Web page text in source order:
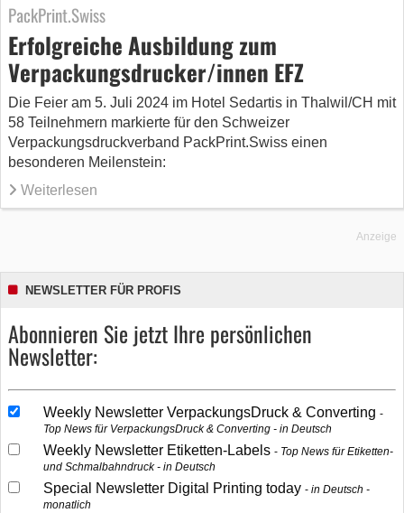
PackPrint.Swiss
Erfolgreiche Ausbildung zum
Verpackungsdrucker/innen EFZ
Die Feier am 5. Juli 2024 im Hotel Sedartis in Thalwil/CH mit
58 Teilnehmern markierte für den Schweizer
Verpackungsdruckverband PackPrint.Swiss einen
besonderen Meilenstein:
Weiterlesen
Anzeige
NEWSLETTER FÜR PROFIS
Abonnieren Sie jetzt Ihre persönlichen
Newsletter:
Weekly Newsletter VerpackungsDruck & Converting
Top News für VerpackungsDruck & Converting - in Deutsch
Weekly Newsletter Etiketten-Labels
Top News für Etiketten-
und Schmalbahndruck - in Deutsch
Special Newsletter Digital Printing today
in Deutsch -
monatlich